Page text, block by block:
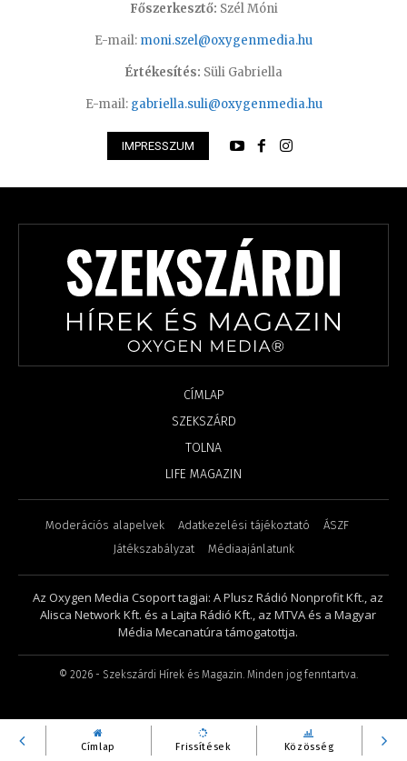
Címlap Frissítések Közösség
Főszerkesztő: Szél Móni
E-mail: moni.szel@oxygenmedia.hu
Értékesítés: Süli Gabriella
E-mail: gabriella.suli@oxygenmedia.hu
IMPRESSZUM
CÍMLAP
SZEKSZÁRD
TOLNA
LIFE MAGAZIN
Moderációs alapelvek Adatkezelési tájékoztató
ÁSZF
Játékszabályzat
Médiaajánlatunk
Az Oxygen Media Csoport tagjai: A Plusz Rádió Nonprofit Kft., az
Alisca Network Kft. és a Lajta Rádió Kft., az MTVA és a Magyar
Média Mecanatúra támogatottja.
© 2026- Szekszárdi Hírek és Magazin. Minden jog fenntartva.